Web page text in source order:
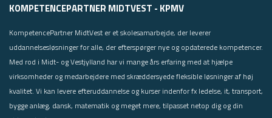
KOMPETENCEPARTNER MIDTVEST - KPMV
KompetencePartner MidtVest er et skolesamarbejde, der leverer
uddannelsesløsninger for alle, der efterspørger nye og opdaterede kompetencer.
Med rod i Midt- og Vestjylland har vi mange års erfaring med at hjælpe
virksomheder og medarbejdere med skræddersyede fleksible løsninger af høj
kvalitet. Vi kan levere efteruddannelse og kurser indenfor fx ledelse, it, transport,
bygge anlæg, dansk, matematik og meget mere, tilpasset netop dig og din